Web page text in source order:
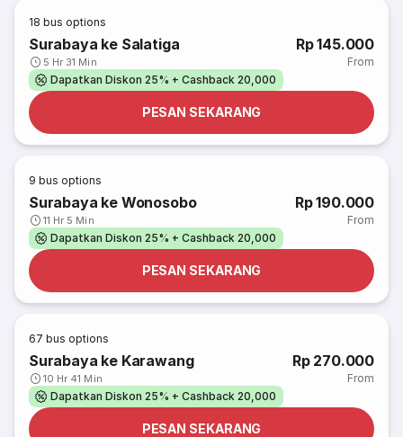
18 bus options
Surabaya ke Salatiga
5 Hr 31 Min
Rp 145.000
From
Dapatkan Diskon 25% + Cashback 20,000
PESAN SEKARANG
9 bus options
Surabaya ke Wonosobo
11 Hr 5 Min
Rp 190.000
From
Dapatkan Diskon 25% + Cashback 20,000
PESAN SEKARANG
67 bus options
Surabaya ke Karawang
10 Hr 41 Min
Rp 270.000
From
Dapatkan Diskon 25% + Cashback 20,000
PESAN SEKARANG